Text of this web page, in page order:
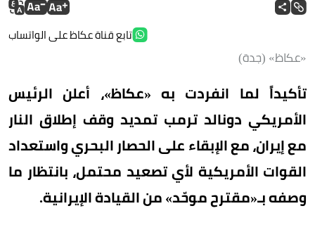
تابع قناة عكاظ على الواتساب
«عكاظ» (جدة)
تأكيداً لما انفردت به «عكاظ»، أعلن الرئيس
الأمريكي دونالد ترمب تمديد وقف إطلاق النار
مع إيران، مع الإبقاء على الحصار البحري واستعداد
القوات الأمريكية لأي تصعيد محتمل، بانتظار ما
وصفه بـ«مقترح موحّد» من القيادة الإيرانية.